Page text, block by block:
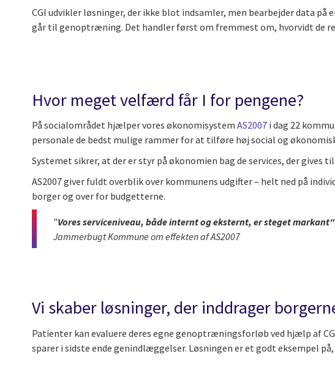
CGI udvikler løsninger, der ikke blot indsamler, men bearbejder data
går til genoptræning. Det handler først om fremmest om, hvorvidt de
Hvor meget velfærd får I for pengene?
På socialområdet hjælper vores økonomisystem AS2007 i dag 22
personale de bedst mulige rammer for at tilføre høj social og
Systemet sikrer, at der er styr på økonomien bag de services, der gives
AS2007 giver fuldt overblik over kommunens udgifter – helt ned på
borger og over for budgetterne.
"Vores serviceniveau, både internt og eksternt, er steget markant"
Jammerbugt Kommune om effekten af AS2007
Vi skaber løsninger, der inddrager
Patienter kan evaluere deres egne genoptræningsforløb ved hjælp af
sparer i sidste ende genindlæggelser. Løsningen er et godt eksempel